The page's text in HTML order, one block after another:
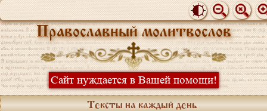
Православный молитвослов
Сайт нуждается в Вашей помощи!
Тексты на каждый день